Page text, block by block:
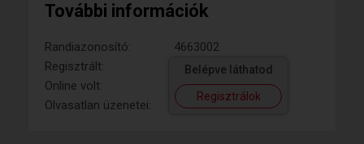
További információk
Randiazonosító:
4663002
Regisztrált:
Online volt:
Olvasatlan üzenetei:
Belépve láthatod
Regisztrálok